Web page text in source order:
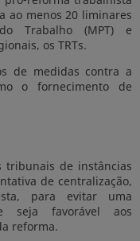
ao menos 20 liminares
Trabalho (MPT) e
os TRTs.
de medidas contra a
o fornecimento de
tribunais de instâncias
de centralização,
para evitar uma
seja favorável aos
reforma.